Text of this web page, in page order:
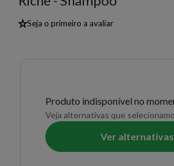
★Seja o primeiro a avaliar
Produto indisponível no
Veja alternativas que
Ver alternativas